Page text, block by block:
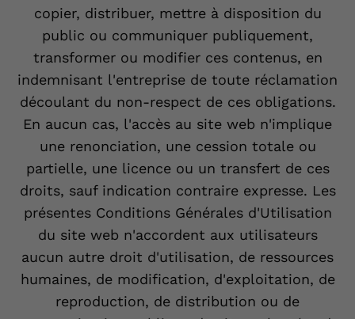
copier, distribuer, mettre à disposition du
public ou communiquer publiquement,
transformer ou modifier ces contenus, en
indemnisant l'entreprise de toute réclamation
découlant du non-respect de ces obligations.
En aucun cas, l'accès au site web n'implique
une renonciation, une cession totale ou
partielle, une licence ou un transfert de ces
droits, sauf indication contraire expresse. Les
présentes Conditions Générales d'Utilisation
du site web n'accordent aux utilisateurs
aucun autre droit d'utilisation, de ressources
humaines, de modification, d'exploitation, de
reproduction, de distribution ou de